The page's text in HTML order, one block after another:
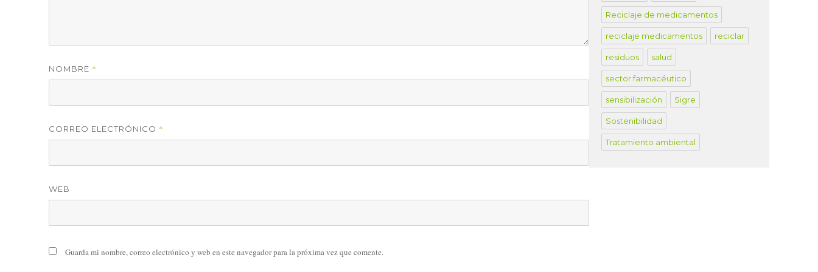
NOMBRE *
CORREO ELECTRÓNICO *
WEB
Guarda mi nombre, correo electrónico y web en este navegador para la próxima vez que comente.
Reciclaje de medicamentos
reciclaje medicamentos reciclar
residuos salud
sector farmacéutico
sensibilización Sigre
Sostenibilidad
Tratamiento ambiental